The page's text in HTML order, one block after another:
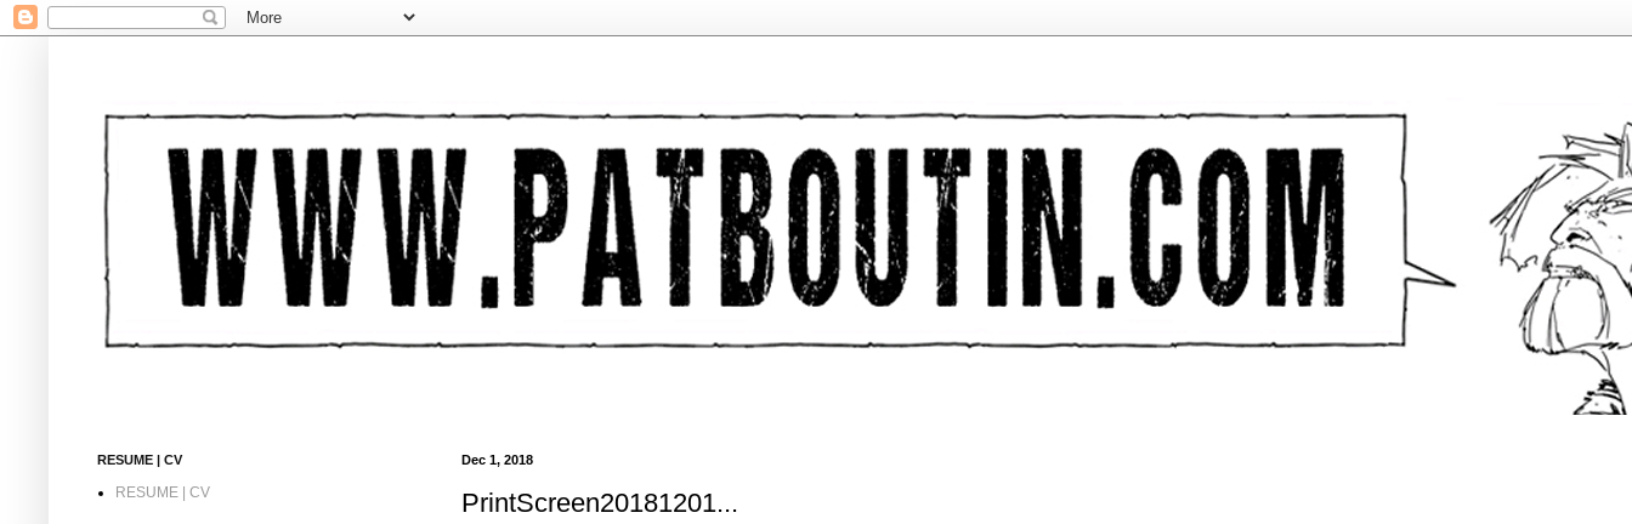
Dec 1, 2018
PrintScreen20181201...
RESUME | CV
RESUME | CV